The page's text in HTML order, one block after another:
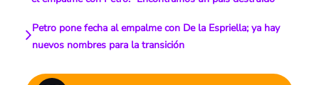
Petro pone fecha al empalme con De la Espriella; ya hay
nuevos nombres para la transición